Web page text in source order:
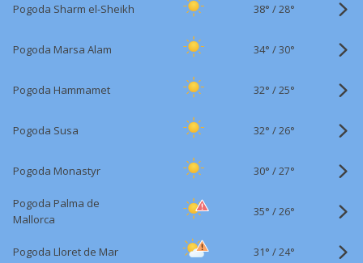
Pogoda Sharm el-Sheikh 38° /28°
Pogoda Marsa Alam 34° /30°
Pogoda Hammamet 32° /25°
Pogoda Susa 32° /26°
Pogoda Monastyr 30° /27°
Pogoda Palma de
Mallorca
35° /26°
Pogoda Lloret de Mar 31° /24°